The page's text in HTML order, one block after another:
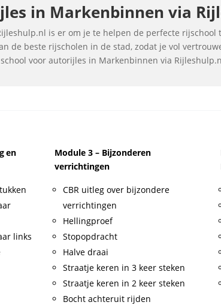
in Markenbinnen via
is er om je te helpen de perfecte
de beste rijscholen in de stad, zodat je vol
voor autorijles in Markenbinnen via
en
links
Module 3 – Bijzonderen
verrichtingen
CBR uitleg over bijzondere
verrichtingen
Hellingproef
Stopopdracht
Halve draai
Straatje keren in 3 keer steken
Straatje keren in 2 keer steken
Bocht achteruit rijden